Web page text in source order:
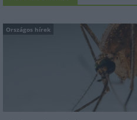
Országos hírek